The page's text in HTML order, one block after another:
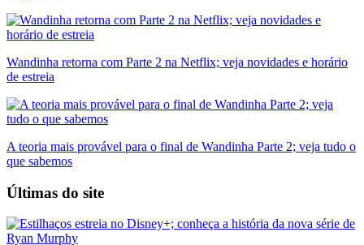
Wandinha retorna com Parte 2 na Netflix; veja novidades e horário
de estreia
A teoria mais provável para o final de Wandinha Parte 2; veja tudo o
que sabemos
Últimas do site